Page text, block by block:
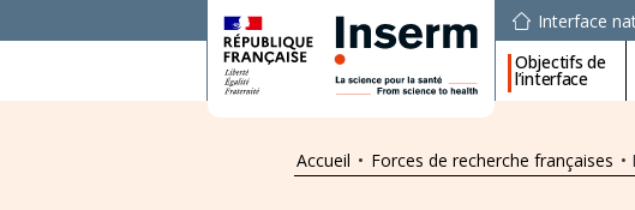
Interface
Objectifs de
l’interface
Accueil • Forces de recherche françaises •